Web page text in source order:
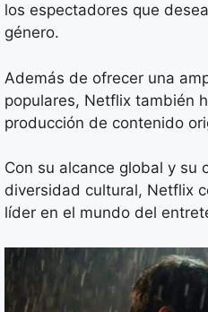
los espectadores que
género.
Además de ofrecer una
populares, Netflix también
producción de contenido
Con su alcance global y su
diversidad cultural, Netflix
líder en el mundo del